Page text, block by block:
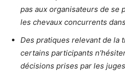
pas aux organisateurs de se
les chevaux concurrents
Des pratiques relevant de la
certains participants
décisions prises par les